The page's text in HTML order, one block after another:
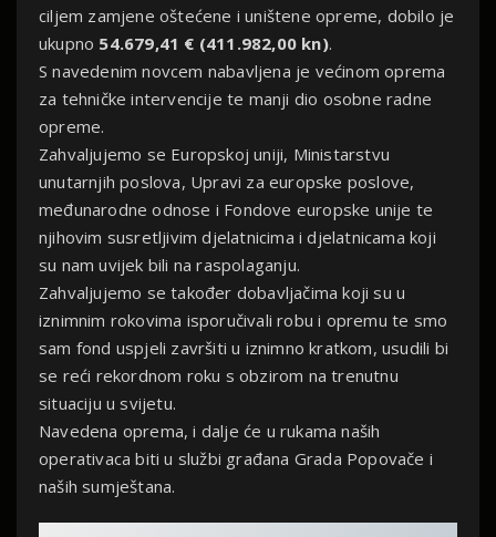
ciljem zamjene oštećene i uništene opreme, dobilo je
ukupno 54.679,41 € (411.982,00 kn).
S navedenim novcem nabavljena je većinom oprema
za tehničke intervencije te manji dio osobne radne
opreme.
Zahvaljujemo se Europskoj uniji, Ministarstvu
unutarnjih poslova, Upravi za europske poslove,
međunarodne odnose i Fondove europske unije te
njihovim susretljivim djelatnicima i djelatnicama koji
su nam uvijek bili na raspolaganju.
Zahvaljujemo se također dobavljačima koji su u
iznimnim rokovima isporučivali robu i opremu te smo
sam fond uspjeli završiti u iznimno kratkom, usudili bi
se reći rekordnom roku s obzirom na trenutnu
situaciju u svijetu.
Navedena oprema, i dalje će u rukama naših
operativaca biti u službi građana Grada Popovače i
naših sumještana.